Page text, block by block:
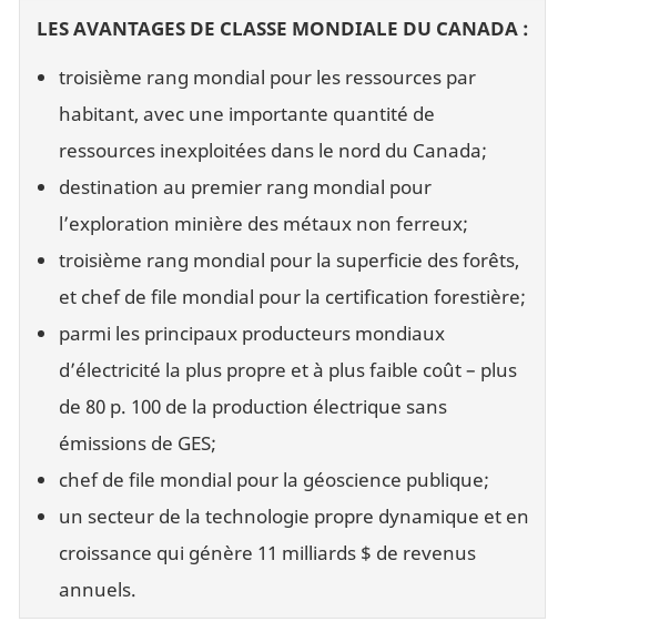
LES AVANTAGES DE CLASSE MONDIALE DU CANADA :
troisième rang mondial pour les ressources par
habitant, avec une importante quantité de
ressources inexploitées dans le nord du Canada;
destination au premier rang mondial pour
l’exploration minière des métaux non ferreux;
troisième rang mondial pour la superficie des forêts,
et chef de file mondial pour la certification forestière;
parmi les principaux producteurs mondiaux
d’électricité la plus propre et à plus faible coût – plus
de 80 p. 100 de la production électrique sans
émissions de GES;
chef de file mondial pour la géoscience publique;
un secteur de la technologie propre dynamique et en
croissance qui génère 11 milliards $ de revenus
annuels.